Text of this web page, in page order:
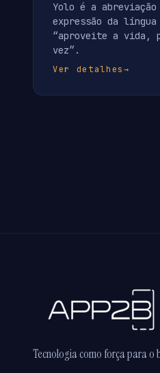
Yolo é a abreviação
expressão da
“aproveite a vida,
vez”.
Ver detalhes→
Tecnologia como força para o